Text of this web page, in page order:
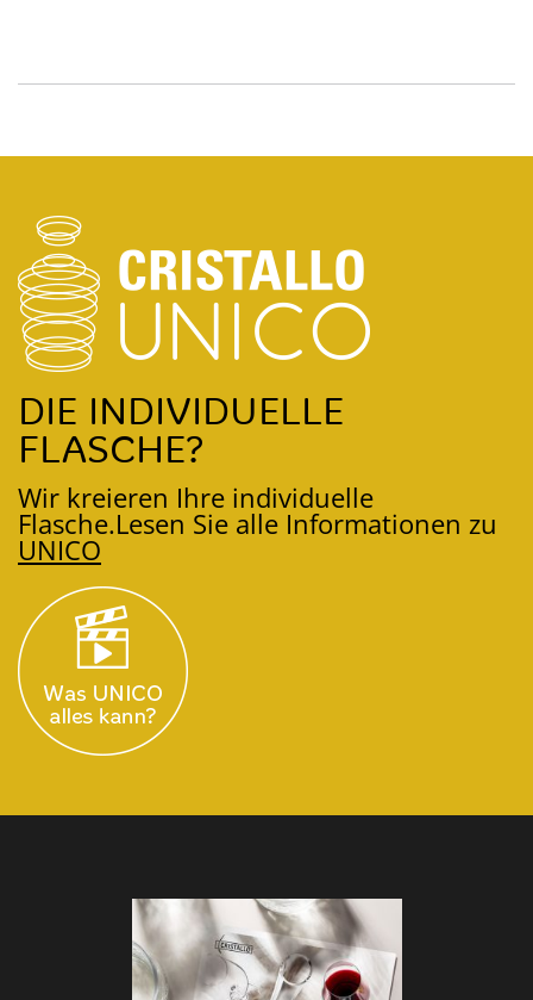
DIE INDIVIDUELLE
FLASCHE?
Wir kreieren Ihre individuelle
Flasche.Lesen Sie alle Informationen zu
UNICO